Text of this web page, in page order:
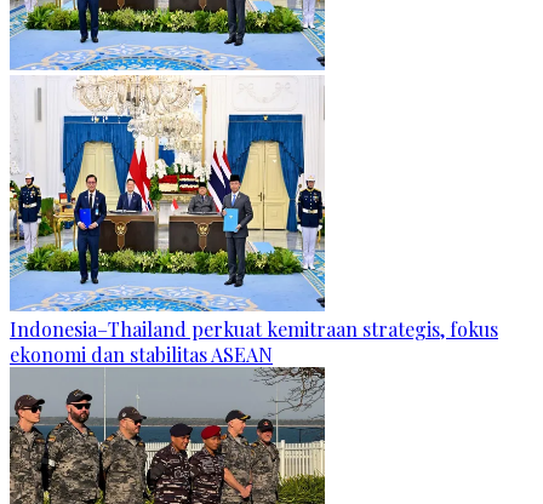
Indonesia–Thailand perkuat kemitraan strategis, fokus
ekonomi dan stabilitas ASEAN